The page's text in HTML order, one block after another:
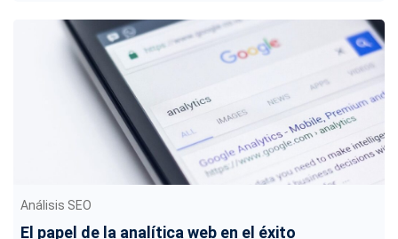
Análisis SEO
El papel de la analítica web en el éxito